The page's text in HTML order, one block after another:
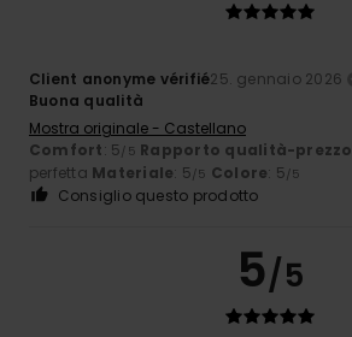
Client anonyme vérifié25. gennaio 2026
Buona qualità
Mostra originale - Castellano
Comfort: 5 /5 Rapporto qualità-prezzo
perfetta Materiale: 5 /5 Colore: 5 /5
Consiglio questo prodotto
5/5